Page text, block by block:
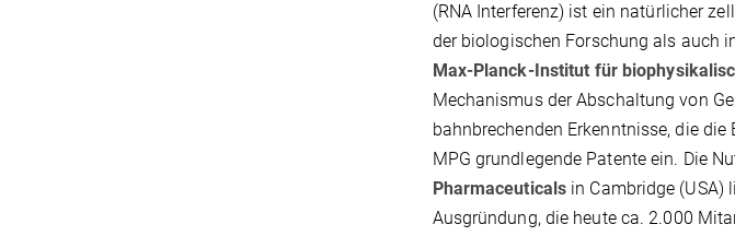
(RNA Interferenz) ist ein natürlicher
der biologischen Forschung als auch
Max-Planck-Institut für
Mechanismus der Abschaltung von
bahnbrechenden Erkenntnisse, die
MPG grundlegende Patente ein. Die
Pharmaceuticals in Cambridge (USA)
Ausgründung, die heute ca. 2.000